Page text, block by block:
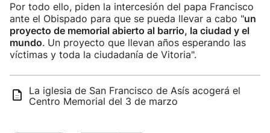
Por todo ello, piden la intercesión del papa Francisco
ante el Obispado para que se pueda llevar a cabo "un
proyecto de memorial abierto al barrio, la ciudad y el
mundo. Un proyecto que llevan años esperando las
víctimas y toda la ciudadanía de Vitoria".
La iglesia de San Francisco de Asís acogerá el
Centro Memorial del 3 de marzo